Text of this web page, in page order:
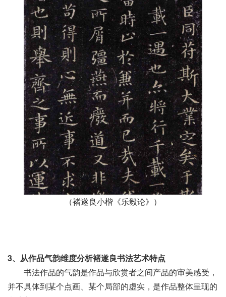
（褚遂良小楷《乐毅论》）
3、从作品气韵维度分析褚遂良书法艺术特点
书法作品的气韵是作品与欣赏者之间产品的审美感受，
并不具体到某个点画、某个局部的虚实，是作品整体呈现的